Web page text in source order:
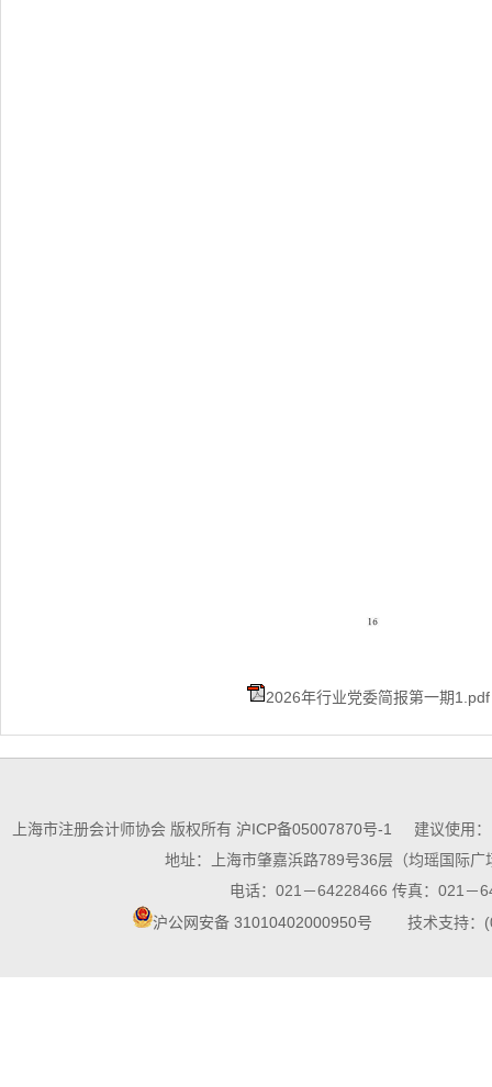
2026年行业党委简报第一期1.pdf
上海市注册会计师协会 版权所有 沪ICP备05007870号-1
建议使用：
地址：上海市肇嘉浜路789号36层（均瑶国际广
电话：021－64228466 传真：021－
沪公网安备 31010402000950号 技术支持：